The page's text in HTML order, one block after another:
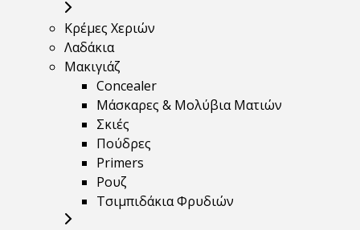
Κρέμες Χεριών
Λαδάκια
Μακιγιάζ
Concealer
Μάσκαρες & Μολύβια Ματιών
Σκιές
Πούδρες
Primers
Ρουζ
Τσιμπιδάκια Φρυδιών